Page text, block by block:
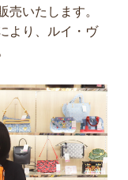
いたします。
より、ルイ・ヴ